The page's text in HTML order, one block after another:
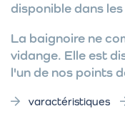
disponible dans
La baignoire ne
vidange. Elle est
l'un de nos points
varactéristiques